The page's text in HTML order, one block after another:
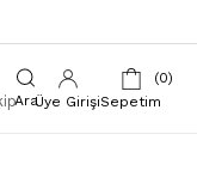
Üye GirişiSepetim
0